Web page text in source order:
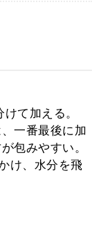
て加える。
一番最後に加
包みやすい。
け、水分を飛